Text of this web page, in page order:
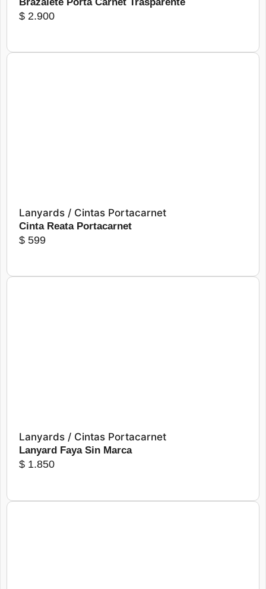
$ 2.900
Lanyards / Cintas Portacarnet
Cinta Reata Portacarnet
$ 599
Lanyards / Cintas Portacarnet
Lanyard Faya Sin Marca
$ 1.850